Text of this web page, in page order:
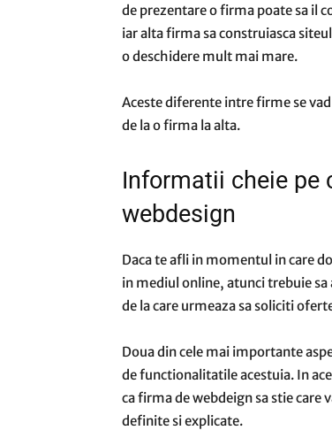
de prezentare o firma poate sa il
iar alta firma sa construiasca
o deschidere mult mai mare.
Aceste diferente intre firme se
de la o firma la alta.
Informatii cheie pe
webdesign
Daca te afli in momentul in care
in mediul online, atunci trebuie
de la care urmeaza sa soliciti
Doua din cele mai importante
de functionalitatile acestuia. In
ca firma de webdeign sa stie
definite si explicate.